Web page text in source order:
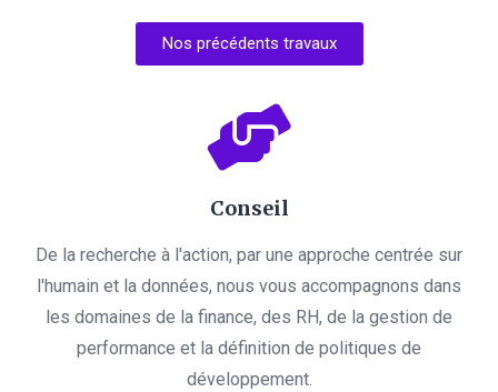
Nos précédents travaux
Conseil
De la recherche à l'action, par une approche centrée sur
l'humain et la données, nous vous accompagnons dans
les domaines de la finance, des RH, de la gestion de
performance et la définition de politiques de
développement.